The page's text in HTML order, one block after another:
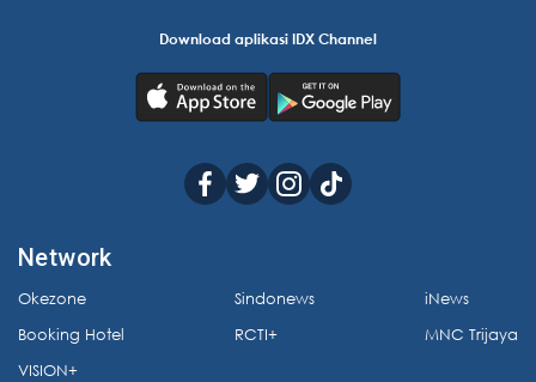
Download aplikasi IDX Channel
Network
Okezone
Booking Hotel
VISION+
Sindonews
RCTI+
iNews
MNC Trijaya